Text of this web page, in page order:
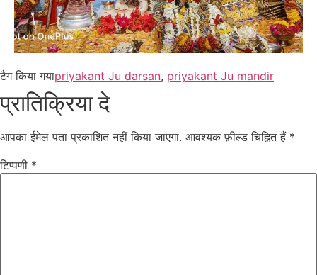
टैग किया गयाpriyakant Ju darsan, priyakant Ju mandir
प्रातिक्रिया दे
आपका ईमेल पता प्रकाशित नहीं किया जाएगा. आवश्यक फ़ील्ड चिह्नित हैं *
टिप्पणी *